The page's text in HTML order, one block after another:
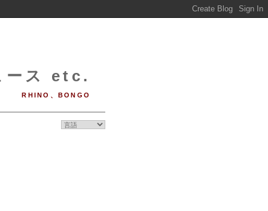
ス etc.
RHINO、BONGO